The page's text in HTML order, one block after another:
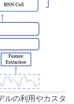
ルの利用やカスタ